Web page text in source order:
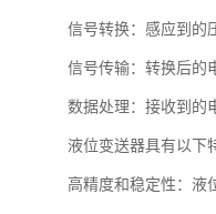
信号转换：感应到的
信号传输：转换后的
数据处理：接收到的
液位变送器具有以下
高精度和稳定性：液